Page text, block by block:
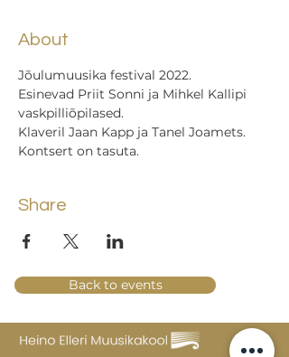
About
Jõulumuusika festival 2022.
Esinevad Priit Sonni ja Mihkel Kallipi
vaskpilliõpilased.
Klaveril Jaan Kapp ja Tanel Joamets.
Kontsert on tasuta.
Share
Back to events